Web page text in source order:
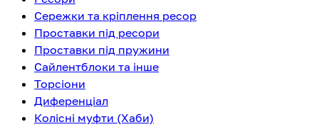
Сережки та кріплення ресор
Проставки під ресори
Проставки під пружини
Сайлентблоки та інше
Торсіони
Диференціал
Колісні муфти (Хаби)